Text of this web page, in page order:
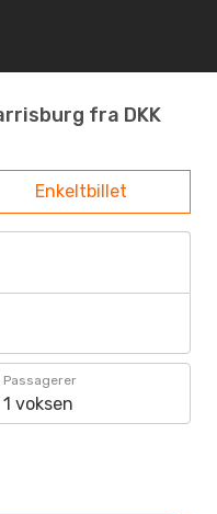
fra DKK
Enkeltbillet
Passagerer
1 voksen